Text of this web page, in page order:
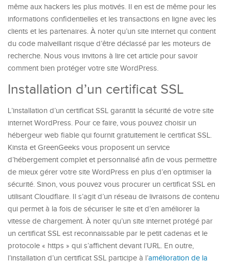
même aux hackers les plus motivés. Il en est de même pour les
informations confidentielles et les transactions en ligne avec les
clients et les partenaires. À noter qu’un site internet qui contient
du code malveillant risque d’être déclassé par les moteurs de
recherche. Nous vous invitons à lire cet article pour savoir
comment bien protéger votre site WordPress.
Installation d’un certificat SSL
L’installation d’un certificat SSL garantit la sécurité de votre site
internet WordPress. Pour ce faire, vous pouvez choisir un
hébergeur web fiable qui fournit gratuitement le certificat SSL.
Kinsta et GreenGeeks vous proposent un service
d’hébergement complet et personnalisé afin de vous permettre
de mieux gérer votre site WordPress en plus d’en optimiser la
sécurité. Sinon, vous pouvez vous procurer un certificat SSL en
utilisant Cloudflare. Il s’agit d’un réseau de livraisons de contenu
qui permet à la fois de sécuriser le site et d’en améliorer la
vitesse de chargement. À noter qu’un site internet protégé par
un certificat SSL est reconnaissable par le petit cadenas et le
protocole « https » qui s’affichent devant l’URL. En outre,
l’installation d’un certificat SSL participe à l’amélioration de la